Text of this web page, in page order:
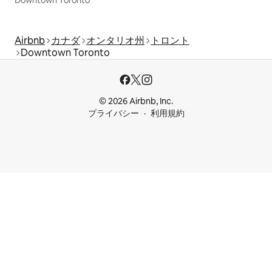
Airbnb カナダ オンタリオ州
トロント
Downtown Toronto
© 2026 Airbnb, Inc.
プライバシー
利用規約